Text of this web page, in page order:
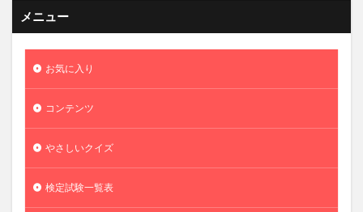
メニュー
お気に入り
コンテンツ
やさしいクイズ
検定試験一覧表